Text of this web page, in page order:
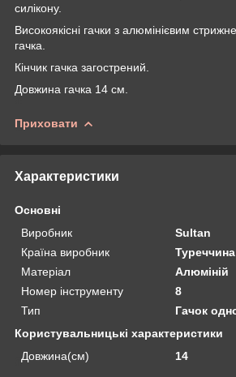
силікону.
Високоякісні гачки з алюмінієвим
гачка.
Кінчик гачка загострений.
Довжина гачка 14 см.
Приховати
Характеристики
Основні
Виробник
Sultan
Країна виробник
Туреччина
Матеріал
Алюміній
Номер інструменту
8
Тип
Гачок
Користувальницькі характеристики
Довжина(см)
14